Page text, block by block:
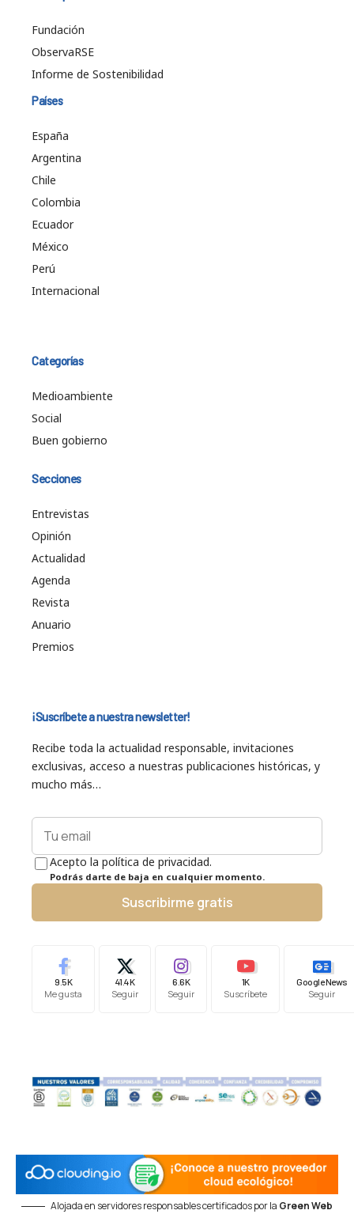
Fundación
ObservaRSE
Informe de Sostenibilidad
Países
España
Argentina
Chile
Colombia
Ecuador
México
Perú
Internacional
Categorías
Medioambiente
Social
Buen gobierno
Secciones
Entrevistas
Opinión
Actualidad
Agenda
Revista
Anuario
Premios
¡Suscríbete a nuestra newsletter!
Recibe toda la actualidad responsable, invitaciones
exclusivas, acceso a nuestras publicaciones históricas, y
mucho más…
Acepto la política de privacidad.
Podrás darte de baja en cualquier momento.
Suscribirme gratis
9.5K
Me gusta
41.4K
Seguir
6.6K
Seguir
1K
Suscríbete
Google News
Seguir
Alojada en servidores responsables certificados por la Green Web